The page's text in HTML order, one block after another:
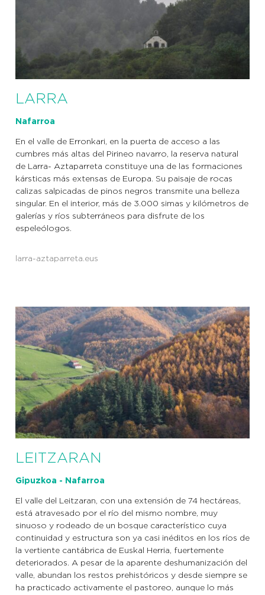
LARRA
Nafarroa
En el valle de Erronkari, en la puerta de acceso a las
cumbres más altas del Pirineo navarro, la reserva natural
de Larra- Aztaparreta constituye una de las formaciones
kársticas más extensas de Europa. Su paisaje de rocas
calizas salpicadas de pinos negros transmite una belleza
singular. En el interior, más de 3.000 simas y kilómetros de
galerías y ríos subterráneos para disfrute de los
espeleólogos.
larra-aztaparreta.eus
LEITZARAN
Gipuzkoa - Nafarroa
El valle del Leitzaran, con una extensión de 74 hectáreas,
está atravesado por el río del mismo nombre, muy
sinuoso y rodeado de un bosque característico cuya
continuidad y estructura son ya casi inéditos en los ríos de
la vertiente cantábrica de Euskal Herria, fuertemente
deteriorados. A pesar de la aparente deshumanización del
valle, abundan los restos prehistóricos y desde siempre se
ha practicado activamente el pastoreo, aunque lo más